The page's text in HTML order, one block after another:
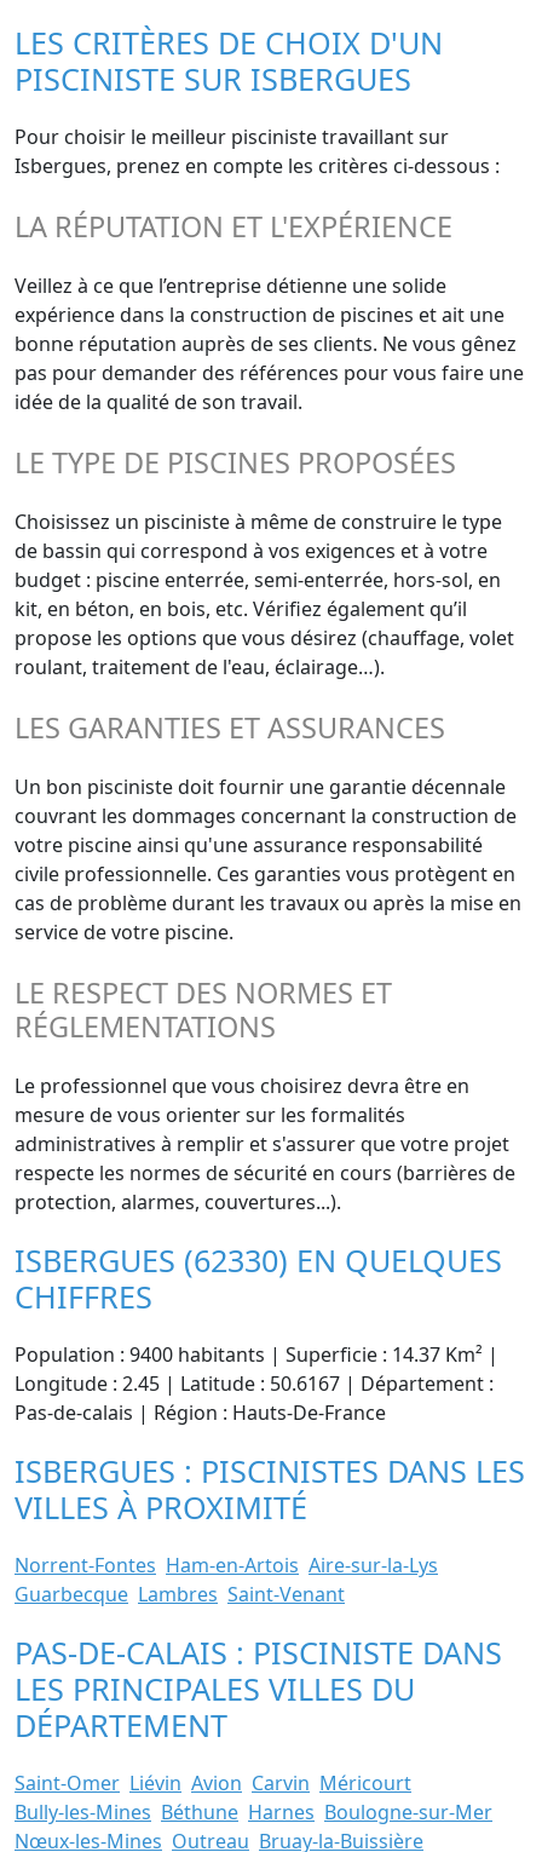
LES CRITÈRES DE CHOIX D'UN
PISCINISTE SUR ISBERGUES
Pour choisir le meilleur pisciniste travaillant sur
Isbergues, prenez en compte les critères ci-dessous :
LA RÉPUTATION ET L'EXPÉRIENCE
Veillez à ce que l’entreprise détienne une solide
expérience dans la construction de piscines et ait une
bonne réputation auprès de ses clients. Ne vous gênez
pas pour demander des références pour vous faire une
idée de la qualité de son travail.
LE TYPE DE PISCINES PROPOSÉES
Choisissez un pisciniste à même de construire le type
de bassin qui correspond à vos exigences et à votre
budget : piscine enterrée, semi-enterrée, hors-sol, en
kit, en béton, en bois, etc. Vérifiez également qu’il
propose les options que vous désirez (chauffage, volet
roulant, traitement de l'eau, éclairage…).
LES GARANTIES ET ASSURANCES
Un bon pisciniste doit fournir une garantie décennale
couvrant les dommages concernant la construction de
votre piscine ainsi qu'une assurance responsabilité
civile professionnelle. Ces garanties vous protègent en
cas de problème durant les travaux ou après la mise en
service de votre piscine.
LE RESPECT DES NORMES ET
RÉGLEMENTATIONS
Le professionnel que vous choisirez devra être en
mesure de vous orienter sur les formalités
administratives à remplir et s'assurer que votre projet
respecte les normes de sécurité en cours (barrières de
protection, alarmes, couvertures...).
ISBERGUES (62330) EN QUELQUES
CHIFFRES
Population : 9400 habitants | Superficie : 14.37 Km² |
Longitude : 2.45 | Latitude : 50.6167 | Département :
Pas-de-calais | Région : Hauts-De-France
ISBERGUES : PISCINISTES DANS LES
VILLES À PROXIMITÉ
Norrent-Fontes Ham-en-Artois Aire-sur-la-Lys
Guarbecque Lambres Saint-Venant
PAS-DE-CALAIS : PISCINISTE DANS
LES PRINCIPALES VILLES DU
DÉPARTEMENT
Saint-Omer Liévin Avion Carvin Méricourt
Bully-les-Mines Béthune Harnes Boulogne-sur-Mer
Nœux-les-Mines Outreau Bruay-la-Buissière